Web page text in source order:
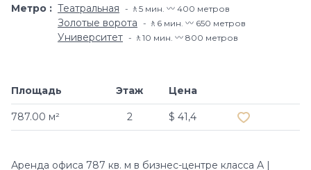
Метро Театральная 🚶5 мин. 〰️ 400 метров
Золотые ворота 🚶6 мин. 〰️ 650 метров
Университет 🚶10 мин. 〰️ 800 метров
Площадь
787.00 м²
Этаж
2
Цена
$ 41,4
Аренда офиса 787 кв. м в бизнес-центре класса А |